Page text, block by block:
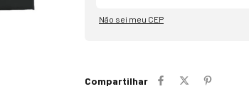
Não sei meu CEP
Compartilhar